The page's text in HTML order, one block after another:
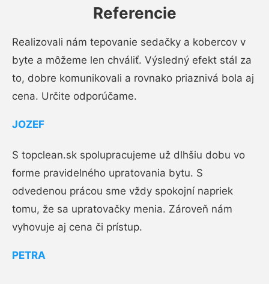
Referencie
Realizovali nám tepovanie sedačky a kobercov v
byte a môžeme len chváliť. Výsledný efekt stál za
to, dobre komunikovali a rovnako priaznivá bola aj
cena. Určite odporúčame.
JOZEF
S topclean.sk spolupracujeme už dlhšiu dobu vo
forme pravidelného upratovania bytu. S
odvedenou prácou sme vždy spokojní napriek
tomu, že sa upratovačky menia. Zároveň nám
vyhovuje aj cena či prístup.
PETRA